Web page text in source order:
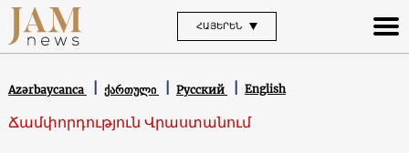
ՀԱՅԵՐԵՆ
Azərbaycanca ქართული Русский English
Ճամփորդություն Վրաստանում